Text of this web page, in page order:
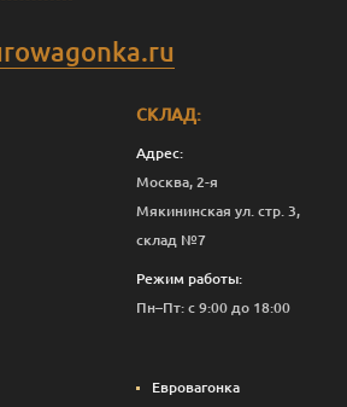
СКЛАД:
Адрес:
Москва, 2-я
Мякининская ул. стр. 3,
склад №7
Режим работы:
Пн–Пт: с 9:00 до 18:00
Евровагонка